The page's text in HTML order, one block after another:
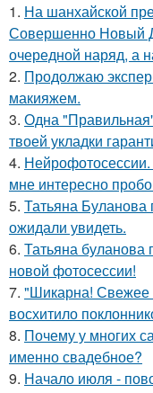
1. На шанхайской
Совершенно Новый
очередной наряд, а
2. Продолжаю
макияжем.
3. Одна
твоей укладки
4.
мне интересно
5. Татьяна Буланова
ожидали увидеть.
6. Татьяна буланова
новой фотосессии!
7. "Шикарна! Свежее
восхитило
8. Почему у многих
именно свадебное?
9. Начало июля -